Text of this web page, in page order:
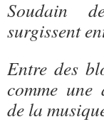
Soudain
surgissent
Entre des
comme une
de la